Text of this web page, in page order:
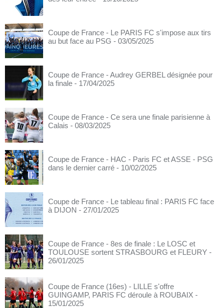
Coupe de France - Le PARIS FC s'impose aux tirs
au but face au PSG - 03/05/2025
Coupe de France - Audrey GERBEL désignée pour
la finale - 17/04/2025
Coupe de France - Ce sera une finale parisienne à
Calais - 08/03/2025
Coupe de France - HAC - Paris FC et ASSE - PSG
dans le dernier carré - 10/02/2025
Coupe de France - Le tableau final : PARIS FC face
à DIJON - 27/01/2025
Coupe de France - 8es de finale : Le LOSC et
TOULOUSE sortent STRASBOURG et FLEURY -
26/01/2025
Coupe de France (16es) - LILLE s'offre
GUINGAMP, PARIS FC déroule à ROUBAIX -
15/01/2025